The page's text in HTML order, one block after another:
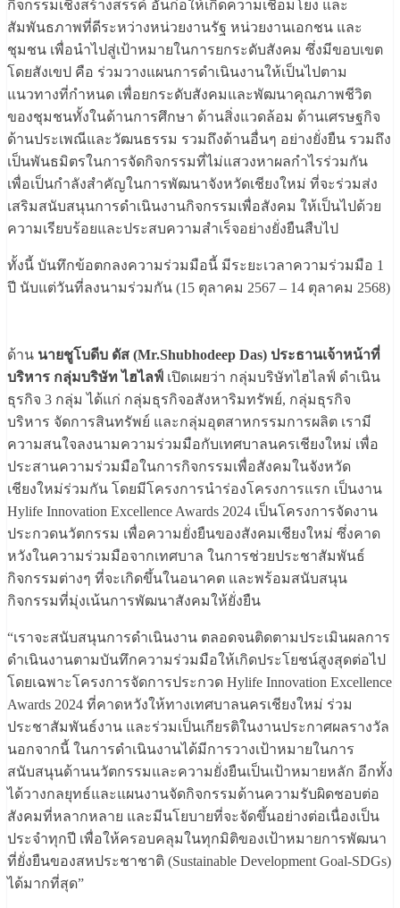
กิจกรรมเชิงสร้างสรรค์ อันก่อให้เกิดความเชื่อมโยง และ
สัมพันธภาพที่ดีระหว่างหน่วยงานรัฐ หน่วยงานเอกชน และ
ชุมชน เพื่อนำไปสู่เป้าหมายในการยกระดับสังคม ซึ่งมีขอบเขต
โดยสังเขป คือ ร่วมวางแผนการดำเนินงานให้เป็นไปตาม
แนวทางที่กำหนด เพื่อยกระดับสังคมและพัฒนาคุณภาพชีวิต
ของชุมชนทั้งในด้านการศึกษา ด้านสิ่งแวดล้อม ด้านเศรษฐกิจ
ด้านประเพณีและวัฒนธรรม รวมถึงด้านอื่นๆ อย่างยั่งยืน รวมถึง
เป็นพันธมิตรในการจัดกิจกรรมที่ไม่แสวงหาผลกำไรร่วมกัน
เพื่อเป็นกำลังสำคัญในการพัฒนาจังหวัดเชียงใหม่ ที่จะร่วมส่ง
เสริมสนับสนุนการดำเนินงานกิจกรรมเพื่อสังคม ให้เป็นไปด้วย
ความเรียบร้อยและประสบความสำเร็จอย่างยั่งยืนสืบไป
ทั้งนี้ บันทึกข้อตกลงความร่วมมือนี้ มีระยะเวลาความร่วมมือ 1
ปี นับแต่วันที่ลงนามร่วมกัน (15 ตุลาคม 2567 – 14 ตุลาคม 2568)
ด้าน นายชูโบดีบ ดัส (Mr.Shubhodeep Das) ประธานเจ้าหน้าที่
บริหาร กลุ่มบริษัท ไฮไลฟ์ เปิดเผยว่า กลุ่มบริษัทไฮไลฟ์ ดำเนิน
ธุรกิจ 3 กลุ่ม ได้แก่ กลุ่มธุรกิจอสังหาริมทรัพย์, กลุ่มธุรกิจ
บริหาร จัดการสินทรัพย์ และกลุ่มอุตสาหกรรมการผลิต เรามี
ความสนใจลงนามความร่วมมือกับเทศบาลนครเชียงใหม่ เพื่อ
ประสานความร่วมมือในการกิจกรรมเพื่อสังคมในจังหวัด
เชียงใหม่ร่วมกัน โดยมีโครงการนำร่องโครงการแรก เป็นงาน
Hylife Innovation Excellence Awards 2024 เป็นโครงการจัดงาน
ประกวดนวัตกรรม เพื่อความยั่งยืนของสังคมเชียงใหม่ ซึ่งคาด
หวังในความร่วมมือจากเทศบาล ในการช่วยประชาสัมพันธ์
กิจกรรมต่างๆ ที่จะเกิดขึ้นในอนาคต และพร้อมสนับสนุน
กิจกรรมที่มุ่งเน้นการพัฒนาสังคมให้ยั่งยืน
“เราจะสนับสนุนการดำเนินงาน ตลอดจนติดตามประเมินผลการ
ดำเนินงานตามบันทึกความร่วมมือให้เกิดประโยชน์สูงสุดต่อไป
โดยเฉพาะโครงการจัดการประกวด Hylife Innovation Excellence
Awards 2024 ที่คาดหวังให้ทางเทศบาลนครเชียงใหม่ ร่วม
ประชาสัมพันธ์งาน และร่วมเป็นเกียรติในงานประกาศผลรางวัล
นอกจากนี้ ในการดำเนินงานได้มีการวางเป้าหมายในการ
สนับสนุนด้านนวัตกรรมและความยั่งยืนเป็นเป้าหมายหลัก อีกทั้ง
ได้วางกลยุทธ์และแผนงานจัดกิจกรรมด้านความรับผิดชอบต่อ
สังคมที่หลากหลาย และมีนโยบายที่จะจัดขึ้นอย่างต่อเนื่องเป็น
ประจำทุกปี เพื่อให้ครอบคลุมในทุกมิติของเป้าหมายการพัฒนา
ที่ยั่งยืนของสหประชาชาติ (Sustainable Development Goal-SDGs)
ได้มากที่สุด”